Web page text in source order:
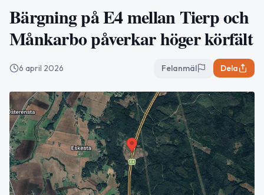
Bärgning på E4 mellan Tierp och
Månkarbo påverkar höger körfält
6 april 2026 Felanmäl Dela